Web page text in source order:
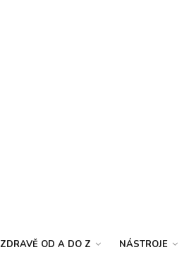
ZDRAVĚ OD A DO Z NÁSTROJE